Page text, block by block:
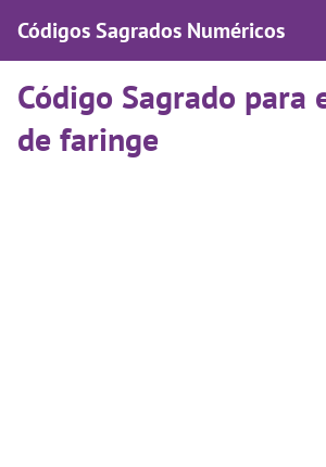
Códigos Sagrados Numéricos
Código Sagrado para
de faringe